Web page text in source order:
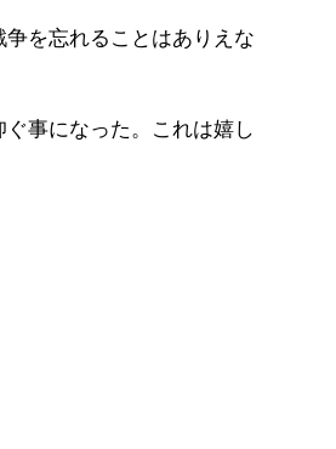
争を忘れることはありえな
事になった。これは嬉し